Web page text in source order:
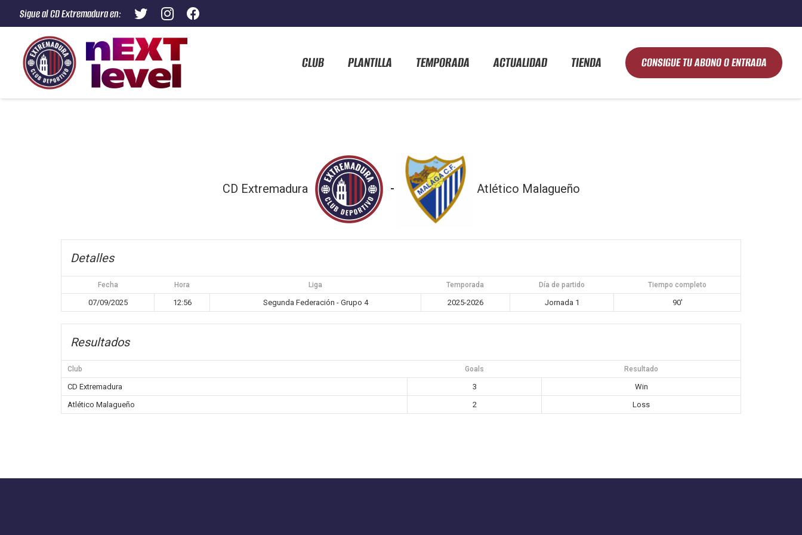
Sigue al CD Extremadura en:
CLUB PLANTILLA TEMPORADA ACTUALIDAD TIENDA CONSIGUE TU ABONO O ENTRADA
CD Extremadura - Atlético Malagueño
Detalles
Fecha Hora Liga Temporada Día de partido Tiempo completo
07/09/2025 12:56 Segunda Federación - Grupo 4 2025-2026 Jornada 1 90'
Resultados
Club Goals Resultado
CD Extremadura 3
Win
Atlético Malagueño
2 Loss